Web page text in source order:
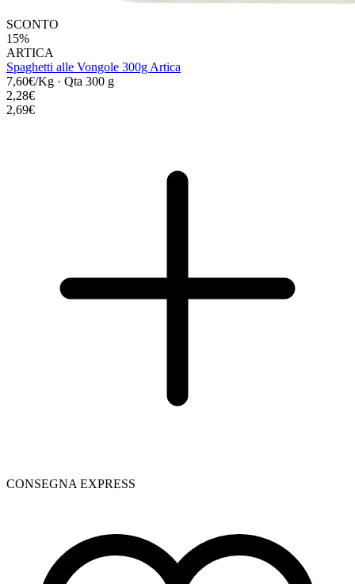
SCONTO
15%
ARTICA
Spaghetti alle Vongole 300g Artica
7,60€/Kg · Qta 300 g
2,28€
2,69€
CONSEGNA EXPRESS